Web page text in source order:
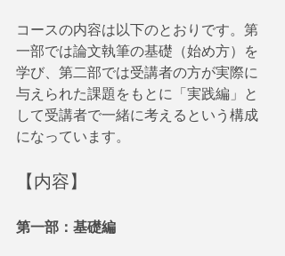
コースの内容は以下のとおりです。第
一部では論文執筆の基礎（始め方）を
学び、第二部では受講者の方が実際に
与えられた課題をもとに「実践編」と
して受講者で一緒に考えるという構成
になっています。
【内容】
第一部：基礎編